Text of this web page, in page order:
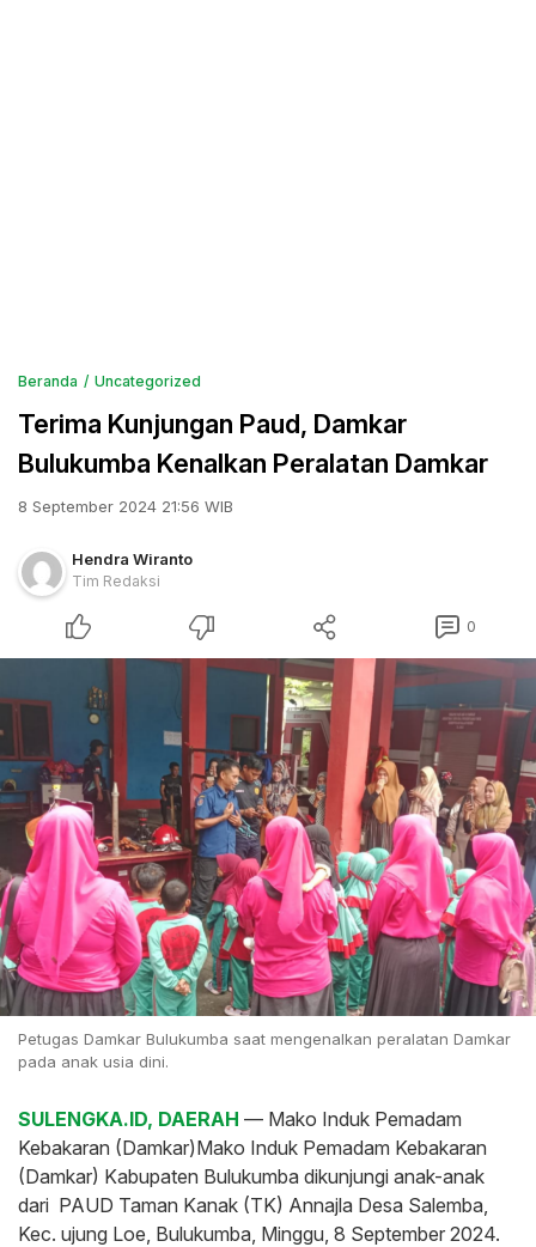
Beranda Uncategorized
Terima Kunjungan Paud, Damkar
Bulukumba Kenalkan Peralatan Damkar
8 September 2024 21:56 WIB
Hendra Wiranto
Tim Redaksi
0
Petugas Damkar Bulukumba saat mengenalkan peralatan Damkar
pada anak usia dini.
SULENGKA.ID, DAERAH — Mako Induk Pemadam
Kebakaran (Damkar)Mako Induk Pemadam Kebakaran
(Damkar) Kabupaten Bulukumba dikunjungi anak-anak
dari PAUD Taman Kanak (TK) Annajla Desa Salemba,
Kec. ujung Loe, Bulukumba, Minggu, 8 September 2024.